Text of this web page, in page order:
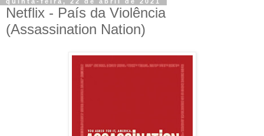
Netflix - País da Violência
(Assassination Nation)